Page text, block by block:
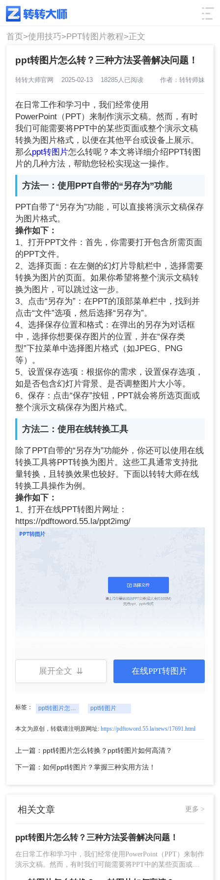
使用技巧 筛选
首页>使用技巧>PPT转图片教程>正文
ppt转图片怎么转？三种方法妥善解决问题！
转转大师官网 2025-02-13 18285人已阅读 作者：转转师妹
在日常工作和学习中，我们经常使用
PowerPoint（PPT）来制作演示文稿。然而，有时
我们可能需要将PPT中的某些页面或整个演示文稿
转换为图片格式，以便在其他平台或设备上展示。
那么ppt转图片怎么转呢？本文将详细介绍PPT转图
片的几种方法，帮助您轻松实现这一操作。
方法一：使用PPT自带的“另存为”功能
PPT自带了“另存为”功能，可以直接将演示文稿保存
为图片格式。
操作如下：
1、打开PPT文件：首先，你需要打开包含所需页面
的PPT文件。
2、选择页面：在左侧的幻灯片导航栏中，选择需要
转换为图片的页面。如果你希望将整个演示文稿转
换为图片，可以跳过这一步。
3、点击“另存为”：在PPT的顶部菜单栏中，找到并
点击“文件”选项，然后选择“另存为”。
4、选择保存位置和格式：在弹出的另存为对话框
中，选择你想要保存图片的位置，并在“保存类
型”下拉菜单中选择图片格式（如JPEG、PNG
等）。
5、设置保存选项：根据你的需求，设置保存选项，
如是否包含幻灯片背景、是否调整图片大小等。
6、保存：点击“保存”按钮，PPT就会将所选页面或
整个演示文稿保存为图片格式。
方法二：使用在线转换工具
除了PPT自带的“另存为”功能外，你还可以使用在线
转换工具将PPT转换为图片。这些工具通常支持批
量转换，且转换效果也较好。下面以转转大师在线
转换工具操作为例。
操作如下：
1、打开在线PPT转图片网址：
https://pdftoword.55.la/ppt2img/
3、如果对图片输出有要求，也是可以设置一下的
生成方式。
4、设置完毕后点击开始转换，等待片刻。
展开全文 ⇊ 在线PPT转图片
标签： ppt转图片怎么转 ppt转图片
本文为原创，转载请注明原网址: https://pdftoword.55.la/news/17691.html
上一篇：ppt转图片怎么转换？ppt转图片如何高清？
下一篇：如何ppt转图片？掌握三种实用方法！
相关文章 更多 >
ppt转图片怎么转？三种方法妥善解决问题！
在日常工作和学习中，我们经常使用PowerPoint（PPT）来制作
演示文稿。然而，有时我们可能需要将PPT中的某些页面或整